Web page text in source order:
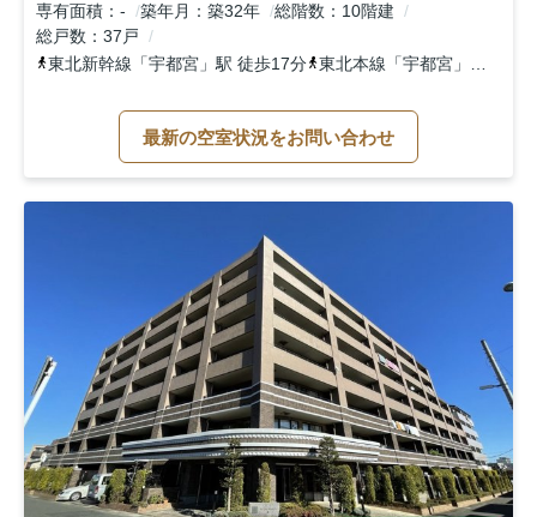
専有面積
- 築年月 築32年 総階数
10階建
総戸数
37戸
東北新幹線 「宇都宮 」駅 徒歩17分 東北本線 「宇都宮 」駅 徒歩19分
最新の空室状況をお問い合わせ